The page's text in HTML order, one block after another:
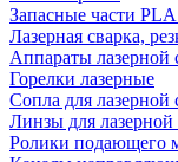
Запасные части
Лазерная сварка,
Аппараты лазерной
Горелки лазерные
Сопла для лазерной
Линзы для лазерной
Ролики подающего